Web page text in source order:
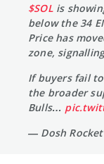
$SOLis
below the 34
Price has
zone,
If buyers fail
the broader
Bulls…
— Dosh Rocket